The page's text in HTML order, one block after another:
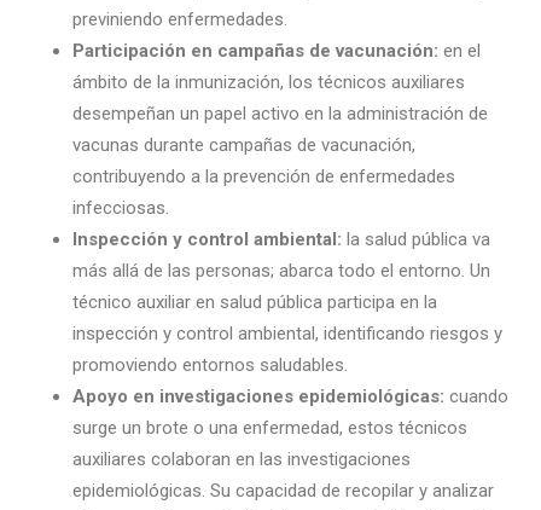
previniendo enfermedades.
Participación en campañas de vacunación: en el
ámbito de la inmunización, los técnicos auxiliares
desempeñan un papel activo en la administración de
vacunas durante campañas de vacunación,
contribuyendo a la prevención de enfermedades
infecciosas.
Inspección y control ambiental: la salud pública va
más allá de las personas; abarca todo el entorno. Un
técnico auxiliar en salud pública participa en la
inspección y control ambiental, identificando riesgos y
promoviendo entornos saludables.
Apoyo en investigaciones epidemiológicas: cuando
surge un brote o una enfermedad, estos técnicos
auxiliares colaboran en las investigaciones
epidemiológicas. Su capacidad de recopilar y analizar